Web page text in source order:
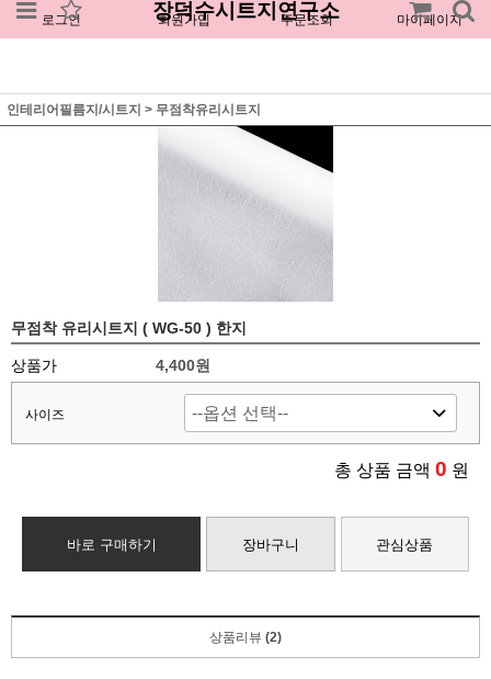
로그인 회원가입 주문조회 마이페이지
장덕수시트지연구소
인테리어필름지/시트지 > 무점착유리시트지
무점착 유리시트지 ( WG-50 ) 한지
상품가 4,400원
사이즈
총 상품 금액 0 원
바로 구매하기 장바구니 관심상품
상품리뷰 (2)